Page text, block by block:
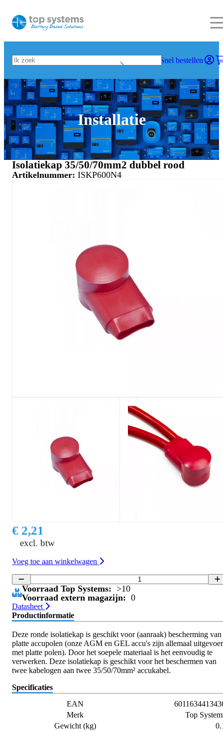
Snel bestellen
Installatie
Isolatiekap 35/50/70mm2 dubbel rood
Artikelnummer: ISKP600N4
€ 2,21
excl. btw
Voeg toe aan winkelwagen
Voorraad Top Systems: >10
Voorraad extern magazijn: 0
Datasheet
Productinformatie
Deze ronde isolatiekap is geschikt voor (aanraak) bescherming van
platte accupolen (onze AGM en GEL accu's zijn allemaal
met platte polen). Door het soepele materiaal is het eenvoudig te
verwerken. Deze isolatiekap is geschikt voor het beschermen van
twee kabelogen aan twee 35/50/70mm² accukabel.
Specificaties
EAN
Merk
Top
Gewicht (kg)